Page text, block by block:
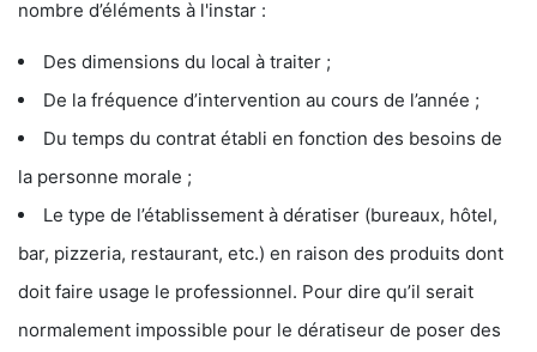
nombre d’éléments à l'instar :
Des dimensions du local à traiter ;
De la fréquence d’intervention au cours de l’année ;
Du temps du contrat établi en fonction des besoins de
la personne morale ;
Le type de l’établissement à dératiser (bureaux, hôtel,
bar, pizzeria, restaurant, etc.) en raison des produits dont
doit faire usage le professionnel. Pour dire qu’il serait
normalement impossible pour le dératiseur de poser des